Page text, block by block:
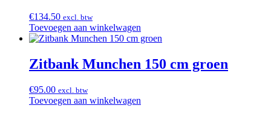
€134.50 excl. btw
Toevoegen aan winkelwagen
Zitbank Munchen 150 cm groen
€95.00 excl. btw
Toevoegen aan winkelwagen